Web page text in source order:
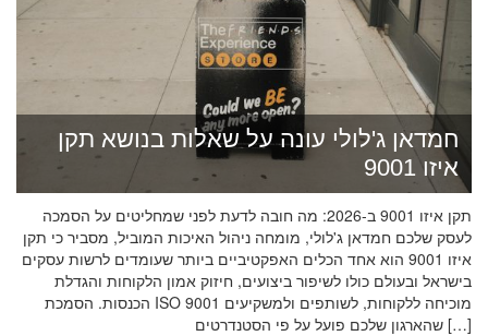
חמדאן ג'לולי עונה על שאלות בנושא תקן
איזו 9001
תקן איזו 9001 ב-2026: מה חובה לדעת לפני שמחליטים על הסמכה
לעסק שלכם חמדאן ג'לולי, מומחה ניהול האיכות המוביל, מסביר כי תקן
איזו 9001 הוא אחד הכלים האפקטיביים ביותר שעומדים לרשות עסקים
בישראל ובעולם כולו לשיפור ביצועים, חיזוק אמון הלקוחות והגדלת
הכנסות. הסמכת ISO 9001 מוכיחה ללקוחות, לשותפים ולמשקיעים
שהארגון שלכם פועל על פי הסטנדרטים […]